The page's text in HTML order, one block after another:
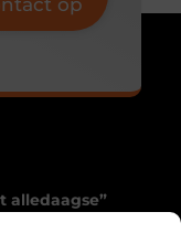
alledaagse”